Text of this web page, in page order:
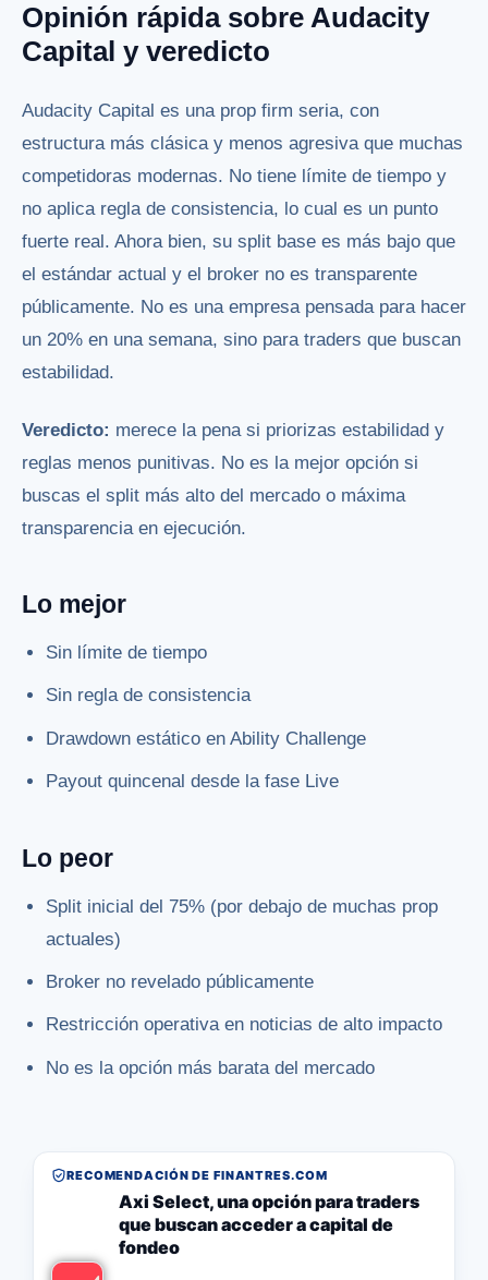
Opinión rápida sobre Audacity
Capital y veredicto
Audacity Capital es una prop firm seria, con
estructura más clásica y menos agresiva que muchas
competidoras modernas. No tiene límite de tiempo y
no aplica regla de consistencia, lo cual es un punto
fuerte real. Ahora bien, su split base es más bajo que
el estándar actual y el broker no es transparente
públicamente. No es una empresa pensada para hacer
un 20% en una semana, sino para traders que buscan
estabilidad.
Veredicto: merece la pena si priorizas estabilidad y
reglas menos punitivas. No es la mejor opción si
buscas el split más alto del mercado o máxima
transparencia en ejecución.
Lo mejor
Sin límite de tiempo
Sin regla de consistencia
Drawdown estático en Ability Challenge
Payout quincenal desde la fase Live
Lo peor
Split inicial del 75% (por debajo de muchas prop
actuales)
Broker no revelado públicamente
Restricción operativa en noticias de alto impacto
No es la opción más barata del mercado
RECOMENDACIÓN DE FINANTRES.COM
Axi Select, una opción para traders
que buscan acceder a capital de
fondeo